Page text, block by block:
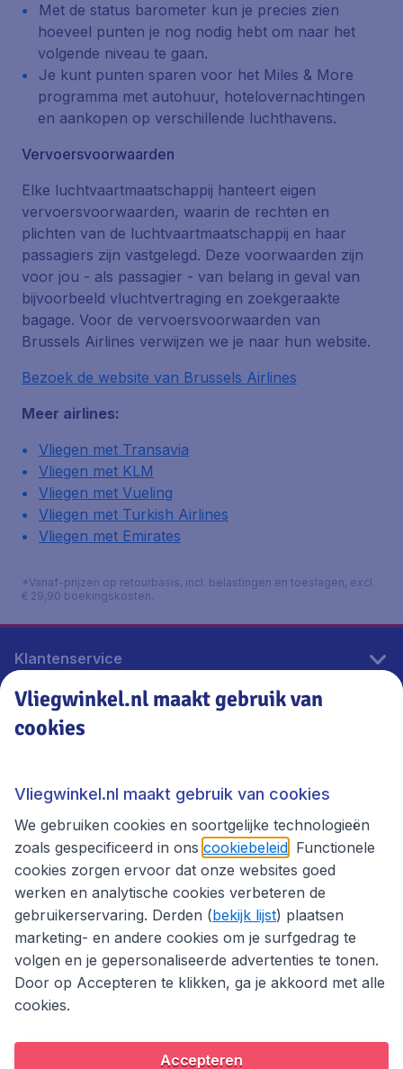
Met de status barometer kun je precies zien
hoeveel punten je nog nodig hebt om naar het
volgende niveau te gaan.
Je kunt punten sparen voor het Miles & More
programma met autohuur, hotelovernachtingen
en aankopen op verschillende luchthavens.
Vervoersvoorwaarden
Elke luchtvaartmaatschappij hanteert eigen
vervoersvoorwaarden, waarin de rechten en
plichten van de luchtvaartmaatschappij en haar
passagiers zijn vastgelegd. Deze voorwaarden zijn
voor jou - als passagier - van belang in geval van
bijvoorbeeld vluchtvertraging en zoekgeraakte
bagage. Voor de vervoersvoorwaarden van
Brussels Airlines verwijzen we je naar hun website.
Bezoek de website van Brussels Airlines
Meer airlines:
Vliegen met Transavia
Vliegen met KLM
Vliegen met Vueling
Vliegen met Turkish Airlines
Vliegen met Emirates
*Vanaf-prijzen op retourbasis, incl. belastingen en toeslagen, excl.
€ 29,90 boekingskosten.
Klantenservice
Vliegwinkel.nl
Thema's
Privacybeleid
Vliegwinkel.nl maakt gebruik van
cookies
Vliegwinkel.nl maakt gebruik van cookies
We gebruiken cookies en soortgelijke technologieën
zoals gespecificeerd in ons cookiebeleid . Functionele
cookies zorgen ervoor dat onze websites goed
werken en analytische cookies verbeteren de
gebruikerservaring. Derden (bekijk lijst) plaatsen
marketing- en andere cookies om je surfgedrag te
volgen en je gepersonaliseerde advertenties te tonen.
Door op Accepteren te klikken, ga je akkoord met alle
cookies.
Accepteren